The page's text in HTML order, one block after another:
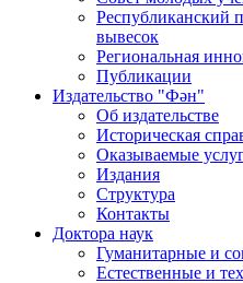
Республиканский
вывесок
Региональная
Публикации
Издательство "Фән"
Об издательстве
Историческая
Оказываемые
Издания
Структура
Контакты
Доктора наук
Гуманитарные и
Естественные и